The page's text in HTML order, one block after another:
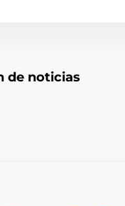
de noticias